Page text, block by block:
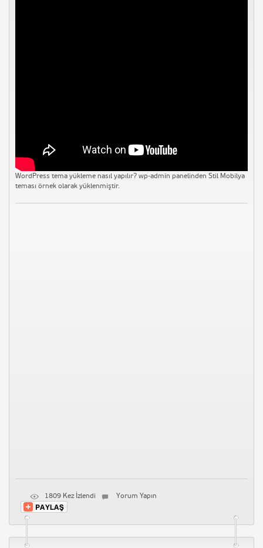
WordPress tema yükleme nasıl yapılır? wp-admin panelinden Stil Mobilya
teması örnek olarak yüklenmiştir.
1809 Kez İzlendi Yorum Yapın